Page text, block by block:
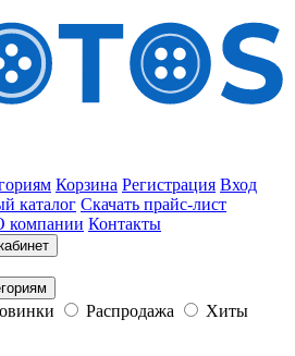
Корзина Регистрация Вход
каталог Скачать прайс-лист
компании Контакты
Распродажа
Хиты